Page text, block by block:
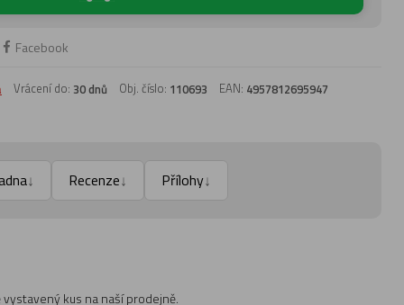
Facebook
Vrácení do: 30 dnů Obj. číslo: 110693 EAN: 4957812695947
↓ Recenze↓ Přílohy↓
kus na naší prodejně.